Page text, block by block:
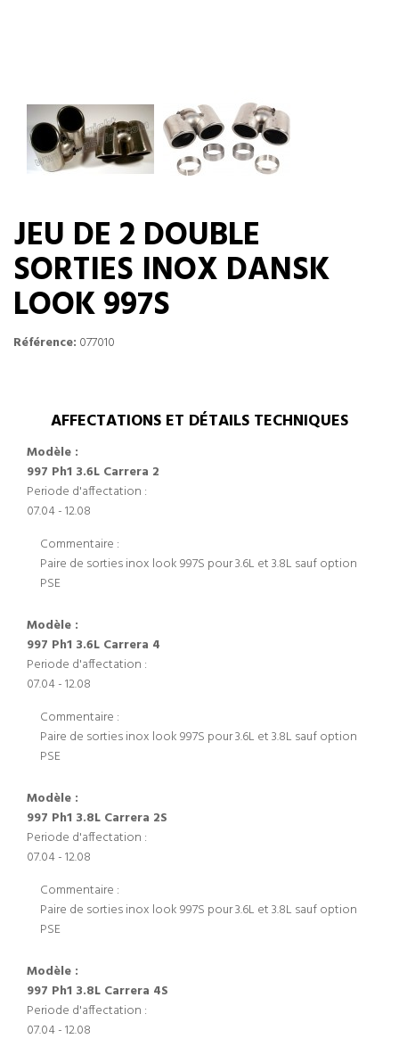
JEU DE 2 DOUBLE
SORTIES INOX DANSK
LOOK 997S
Référence: 077010
AFFECTATIONS ET DÉTAILS TECHNIQUES
Modèle :
997 Ph1 3.6L Carrera 2
Periode d'affectation :
07.04 - 12.08
Commentaire :
Paire de sorties inox look 997S pour 3.6L et 3.8L sauf option
PSE
Modèle :
997 Ph1 3.6L Carrera 4
Periode d'affectation :
07.04 - 12.08
Commentaire :
Paire de sorties inox look 997S pour 3.6L et 3.8L sauf option
PSE
Modèle :
997 Ph1 3.8L Carrera 2S
Periode d'affectation :
07.04 - 12.08
Commentaire :
Paire de sorties inox look 997S pour 3.6L et 3.8L sauf option
PSE
Modèle :
997 Ph1 3.8L Carrera 4S
Periode d'affectation :
07.04 - 12.08